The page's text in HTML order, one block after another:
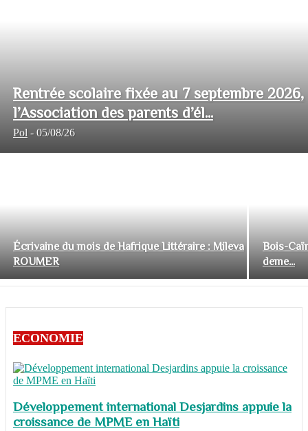
Rentrée scolaire fixée au 7 septembre 2026,
l’Association des parents d’él...
Pol - 05/08/26
Écrivaine du mois de Hafrique Littéraire : Mileva
ROUMER
Bois-
deme...
ECONOMIE
Développement international Desjardins appuie la
croissance de MPME en Haïti